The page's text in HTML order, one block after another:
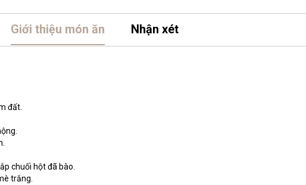
Giới thiệu món ăn Nhận xét
đất.
chuối hột đã bào.
trắng.